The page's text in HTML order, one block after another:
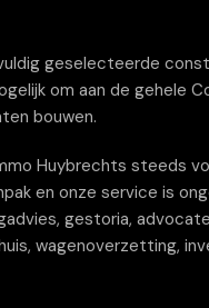
geselecteerde
om aan de gehele
bouwen.
Huybrechts steeds
en onze service is
gestoria,
wagenoverzetting,